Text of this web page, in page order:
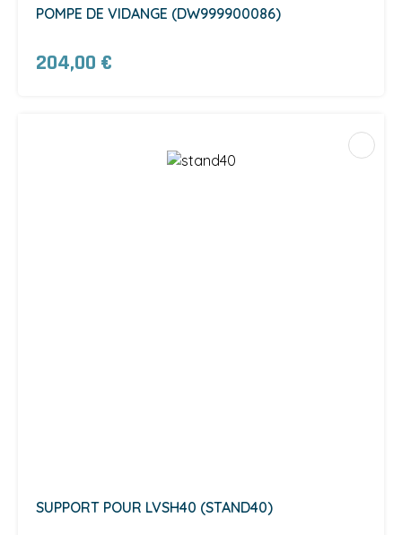
POMPE DE VIDANGE (DW999900086)
204,00 €
SUPPORT POUR LVSH40 (STAND40)